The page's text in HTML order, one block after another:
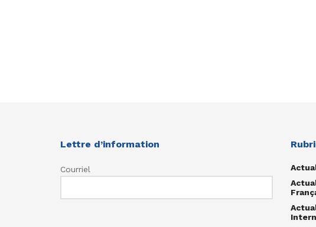
Lettre d’information
Courriel